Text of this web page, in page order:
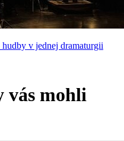
v jednej dramaturgii
vás mohli